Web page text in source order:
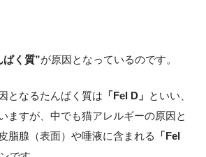
ぱく質”が原因となっているのです。
となるたんぱく質は 「Fel D」 といい、
ますが、中でも猫アレルギーの原因と
脂腺（表面）や唾液に含まれる
「Fel